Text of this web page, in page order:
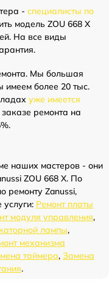
- специалисты по
модель ZOU 668 X
На все виды
Мы большая
имеем более 20 тыс.
уже имеется
ремонта на
наших мастеров - они
ZOU 668 X. По
ремонту Zanussi,
Ремонт платы
модуля управления,
лампы,
механизма
таймера, Замена
.